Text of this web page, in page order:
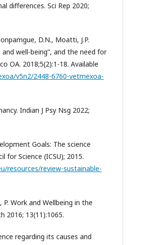
differences. Sci Rep 2020;
D.N., Moatti, J.P.
well-being”, and the need for
OA. 2018;5(2):1-18. Available
v5n2/2448-6760-vetmexoa-
Indian J Psy Nsg 2022;
Goals: The science
for Science (ICSU); 2015.
resources/review-sustainable-
P. Work and Wellbeing in the
2016; 13(11):1065.
regarding its causes and